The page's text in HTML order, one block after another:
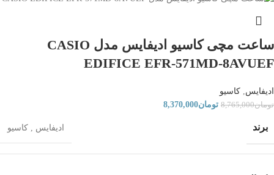
ساعت مچی کاسیو ادیفایس مدل CASIO
EDIFICE EFR-571MD-8AVUEF
ادیفایس, کاسیو
تومان8,765,000 تومان8,370,000
برند ادیفایس , کاسیو